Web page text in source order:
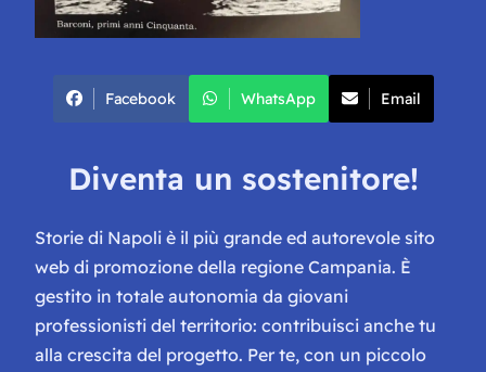
Facebook WhatsApp Email
Diventa un sostenitore!
Storie di Napoli è il più grande ed autorevole sito
web di promozione della regione Campania. È
gestito in totale autonomia da giovani
professionisti del territorio: contribuisci anche tu
alla crescita del progetto. Per te, con un piccolo